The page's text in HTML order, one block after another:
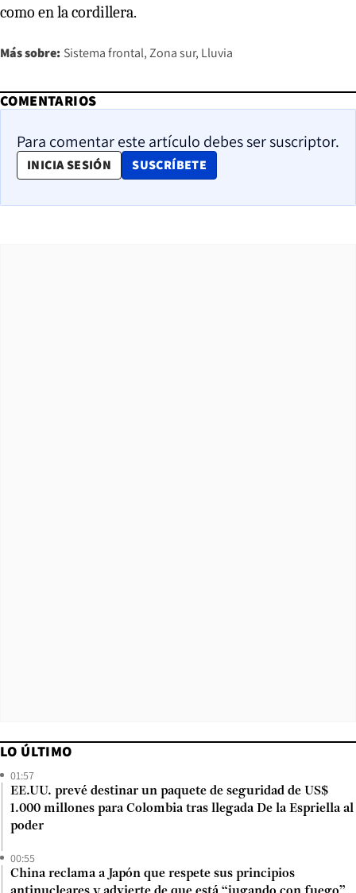
como en la cordillera.
Más sobre: Sistema frontal Zona sur Lluvia
COMENTARIOS
Para comentar este artículo debes ser suscriptor.
INICIA SESIÓN SUSCRÍBETE
OPENS IN NEW WINDOW
LO ÚLTIMO
01:57
EE.UU. prevé destinar un paquete de seguridad de US$
1.000 millones para Colombia tras llegada De la Espriella al
poder
00:55
China reclama a Japón que respete sus principios